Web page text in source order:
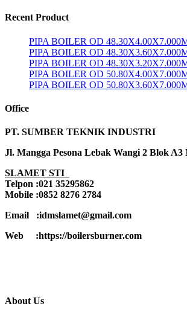
Recent Product
PIPA BOILER OD
PIPA BOILER OD
PIPA BOILER OD
PIPA BOILER OD
PIPA BOILER OD
Office
PT. SUMBER TEKNIK INDUSTRI
Jl. Mangga Pesona Lebak Wangi 2 Blok
SLAMET STI
Telpon :021 35295862
Mobile :0852 8276 2784
Email :idmslamet@gmail.com
Web :https://boilersburner.com
About Us